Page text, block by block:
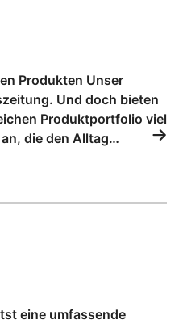
Produkten Unser
Und doch bieten
Produktportfolio viel
die den Alltag…
eine umfassende